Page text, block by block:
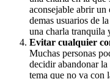
aconsejable abrir un
demas usuarios de
una charla tranquila
Evitar cualquier
Muchas personas
decidir abandonar la
tema que no va con